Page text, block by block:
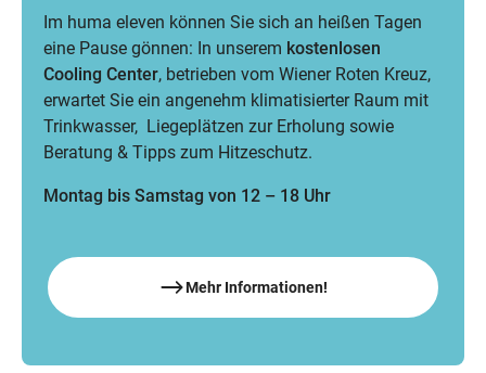
Im huma eleven können Sie sich an heißen Tagen
eine Pause gönnen: In unserem kostenlosen
Cooling Center, betrieben vom Wiener Roten Kreuz,
erwartet Sie ein angenehm klimatisierter Raum mit
Trinkwasser, Liegeplätzen zur Erholung sowie
Beratung & Tipps zum Hitzeschutz.
Montag bis Samstag von 12 – 18 Uhr
Mehr Informationen!